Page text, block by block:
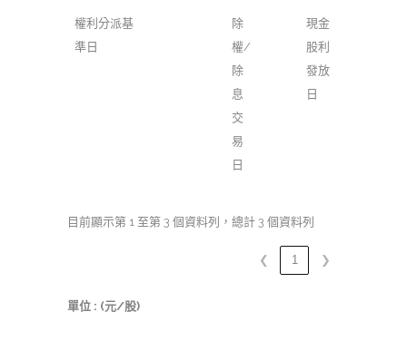
權利分派基
準日
除
權/
除
息
交
易
日
現金
股利
發放
日
目前顯示第 1 至第 3 個資料列，總計 3 個資料列
❮ 1 ❯
單位 : (元/股)